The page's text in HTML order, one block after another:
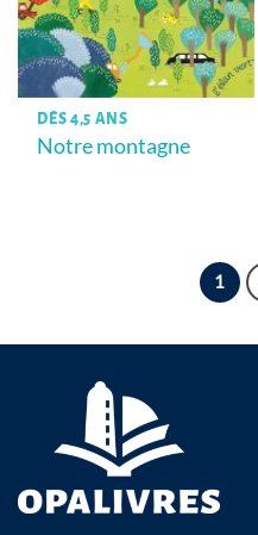
DÈS 4,5 ANS
Notre montagne
1